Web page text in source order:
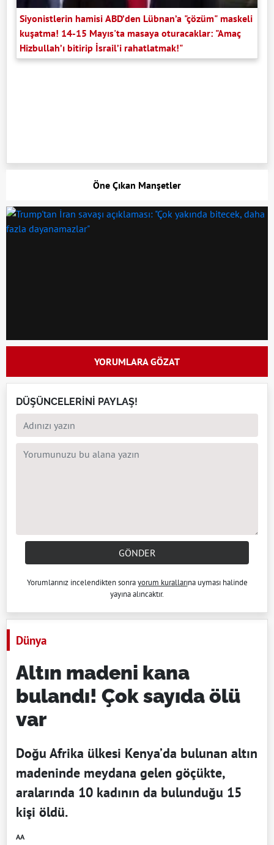
Siyonistlerin hamisi ABD’den Lübnan’a "çözüm" maskeli
kuşatma! 14-15 Mayıs'ta masaya oturacaklar: "Amaç
Hizbullah’ı bitirip İsrail’i rahatlatmak!"
Öne Çıkan Manşetler
YORUMLARA GÖZAT
DÜŞÜNCELERİNİ PAYLAŞ!
GÖNDER
Yorumlarınız incelendikten sonrayorum kurallarına uyması halinde
yayına alıncaktır.
Dünya
Altın madeni kana
bulandı! Çok sayıda ölü
var
Doğu Afrika ülkesi Kenya’da bulunan altın
madeninde meydana gelen göçükte,
aralarında 10 kadının da bulunduğu 15
kişi öldü.
AA